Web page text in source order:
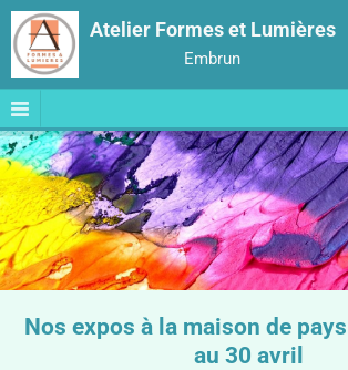
Atelier Formes et Lumières
Embrun
Nos expos à la maison de
au 30 avril